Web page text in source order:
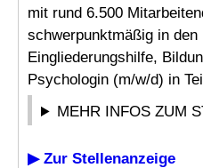
mit rund 6.500
schwerpunktmäßig in den
Eingliederungshilfe,
Psychologin (m/w/d) in
MEHR INFOS ZUM
▶ Zur Stellenanzeige